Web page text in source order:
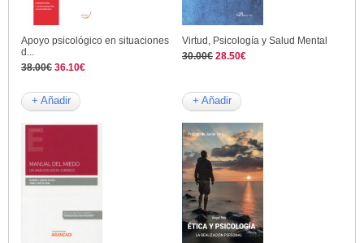
Apoyo psicológico en situaciones
d...
38.00€ 36.10€
+ Añadir
Virtud, Psicología y Salud Mental
30.00€ 28.50€
+ Añadir